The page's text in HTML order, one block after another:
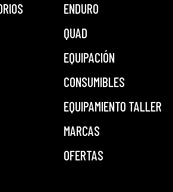
ENDURO
QUAD
EQUIPACIÓN
CONSUMIBLES
EQUIPAMIENTO TALLER
MARCAS
OFERTAS